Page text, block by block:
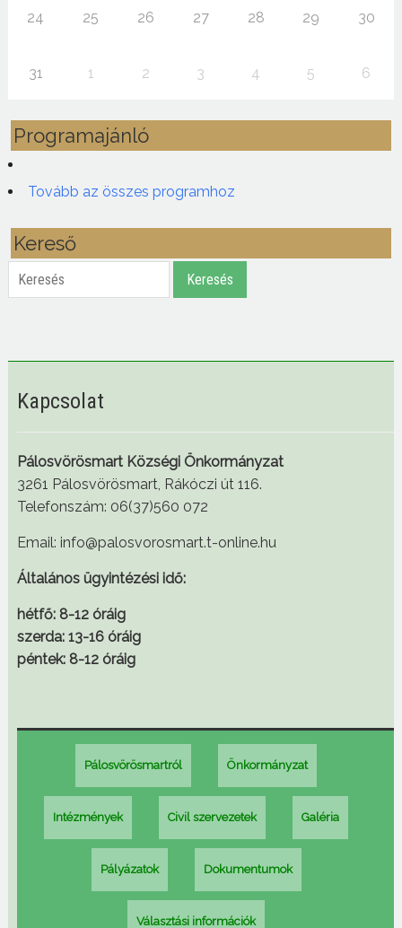
24 25 26 27 28 29 30
31 1 2 3 4 5 6
Programajánló
Tovább az összes programhoz
Kereső
Keresés Keresés
Kapcsolat
Pálosvörösmart Községi Önkormányzat
3261 Pálosvörösmart, Rákóczi út 116.
Telefonszám: 06(37)560 072
Email: info@palosvorosmart.t-online.hu
Általános ügyintézési idő:
hétfő: 8-12 óráig
szerda: 13-16 óráig
péntek: 8-12 óráig
Pálosvörösmartról Önkormányzat
Intézmények Civil szervezetek Galéria
Pályázatok Dokumentumok
Választási információk